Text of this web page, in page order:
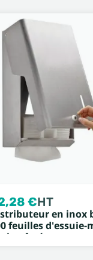
€HT
en inox
feuilles d'essuie-